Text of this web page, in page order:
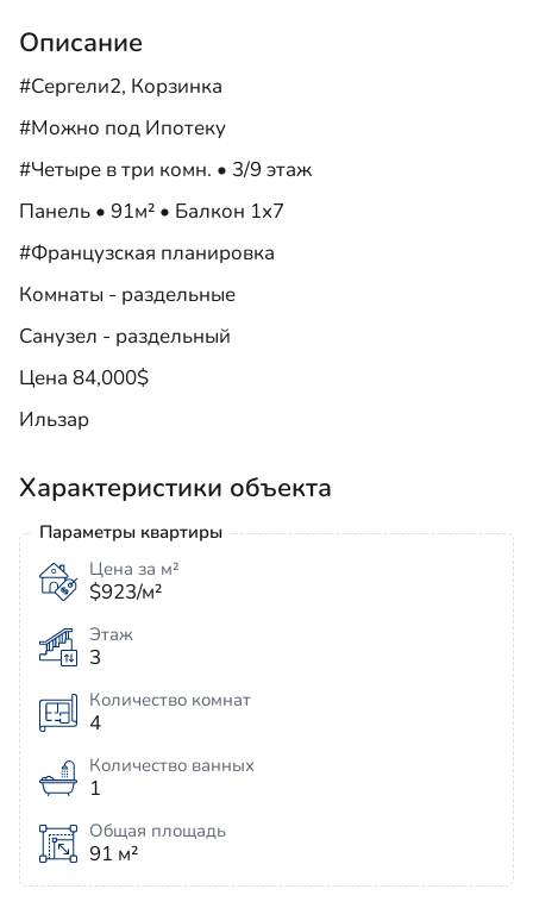
Описание
#Сергели2, Корзинка
#Можно под Ипотеку
#Четыре в три комн. • 3/9 этаж
Панель • 91м² • Балкон 1х7
#Французская планировка
Комнаты - раздельные
Санузел - раздельный
Цена 84,000$
Ильзар
Характеристики объекта
Параметры квартиры
Цена за м²
$923/м²
Этаж
3
Количество комнат
4
Количество ванных
1
Общая площадь
91 м²